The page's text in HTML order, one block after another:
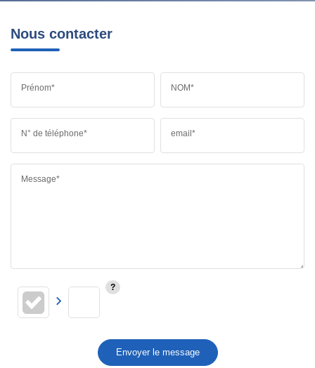
Nous contacter
Prénom* NOM*
N° de téléphone* email*
Message*
Envoyer le message